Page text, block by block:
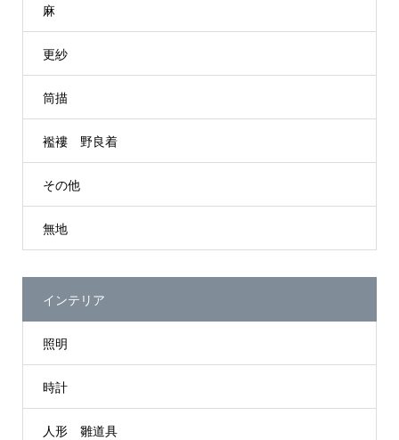
麻
更紗
筒描
襤褸 野良着
その他
無地
インテリア
照明
時計
人形 雛道具